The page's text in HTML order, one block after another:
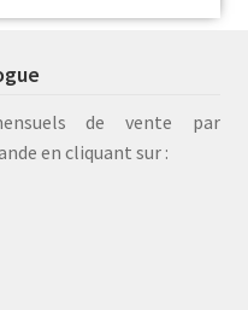
de vente par
en cliquant sur :